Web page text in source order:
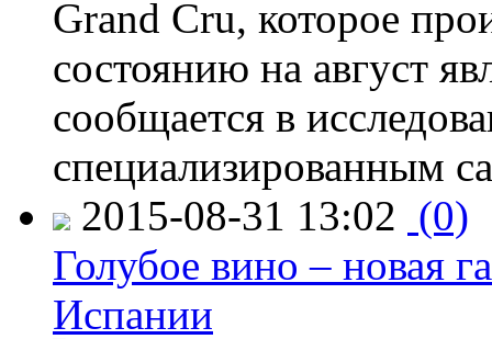
Grand Cru, которое
состоянию на август
сообщается в
специализированным
2015-08-31 13:02 (0)
Голубое вино – новая
Испании